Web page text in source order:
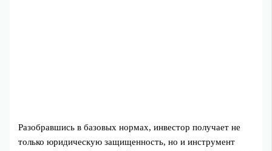
Разобравшись в базовых нормах, инвестор получает не
только юридическую защищенность, но и инструмент